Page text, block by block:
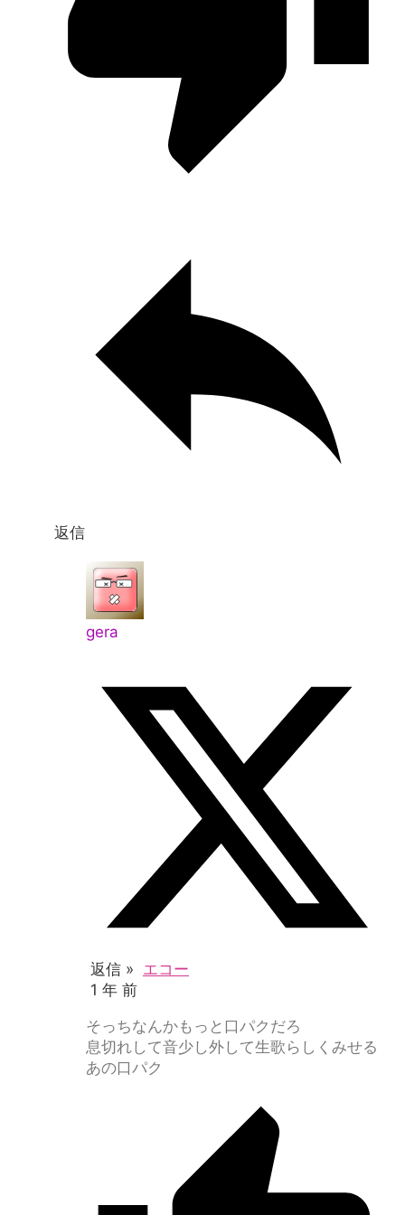
返信
gera
返信 » エコー
1 年 前
そっちなんかもっと口パクだろ
息切れして音少し外して生歌らしくみせる
あの口パク